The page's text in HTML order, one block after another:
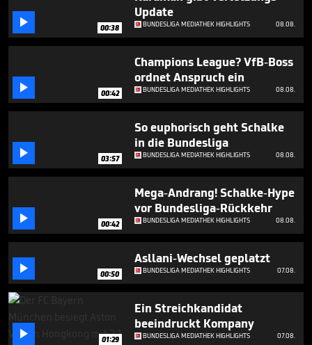
seconds
 00:38
Update
BUNDESLIGA MEDIATHEK HIGHLIGHTS 08.08.
 00:42
Champions League? VfB-Boss
ordnet Anspruch ein
BUNDESLIGA MEDIATHEK HIGHLIGHTS 08.08.
 03:57
So euphorisch geht Schalke
in die Bundesliga
BUNDESLIGA MEDIATHEK HIGHLIGHTS 08.08.
 00:42
Mega-Andrang! Schalke-Hype
vor Bundesliga-Rückkehr
BUNDESLIGA MEDIATHEK HIGHLIGHTS 08.08.
 00:50
Asllani-Wechsel geplatzt
BUNDESLIGA MEDIATHEK HIGHLIGHTS 07.08.
 01:29
Ein Streichkandidat
beeindruckt Kompany
BUNDESLIGA MEDIATHEK HIGHLIGHTS 07.08.